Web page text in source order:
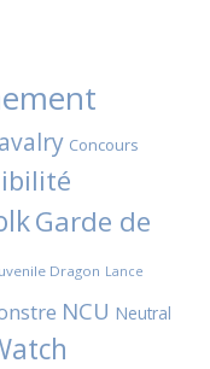
Concours
Garde de
Dragon Lance
NCU Neutral